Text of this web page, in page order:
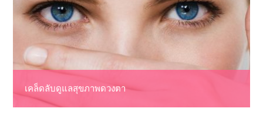
เคล็ดลับดูแลสุขภาพดวงตา